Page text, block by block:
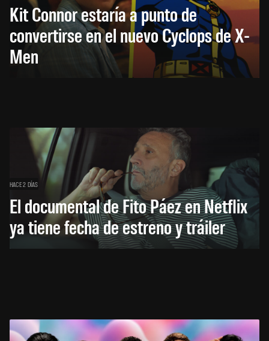
Kit Connor estaría a punto de
convertirse en el nuevo Cyclops de X-
Men
HACE 2 DÍAS
El documental de Fito Páez en Netflix
ya tiene fecha de estreno y tráiler